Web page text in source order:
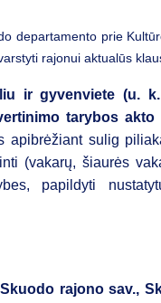
departamento prie
rajonui aktualūs
ir gyvenviete (u.
tarybos
apibrėžiant sulig
(vakarų, šiaurės
papildyti
Skuodo rajono sav.,